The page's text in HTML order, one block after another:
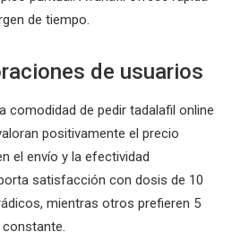
de tiempo.
de usuarios
comodidad de pedir tadalafil online
positivamente el precio
el envío y la efectividad
satisfacción con dosis de 10
mientras otros prefieren 5